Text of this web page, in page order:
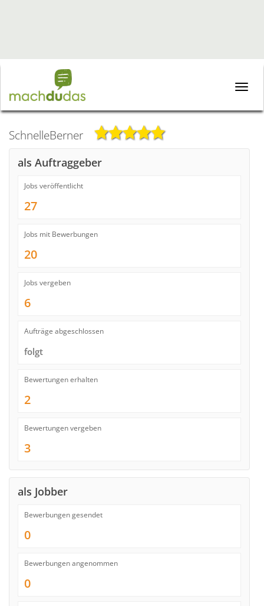
Toggle
SchnelleBerner
als Auftraggeber
Jobs veröffentlicht
27
Jobs mit Bewerbungen
20
Jobs vergeben
6
Aufträge abgeschlossen
folgt
Bewertungen erhalten
2
Bewertungen vergeben
3
als Jobber
Bewerbungen gesendet
0
Bewerbungen angenommen
0